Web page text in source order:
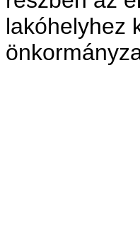
lakóhelyhez